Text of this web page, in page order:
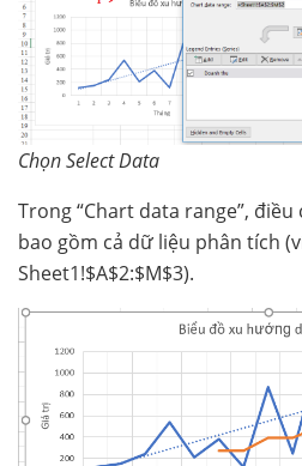
Chọn Select Data
Trong “Chart data range”,
bao gồm cả dữ liệu phân tích
Sheet1!$A$2:$M$3).